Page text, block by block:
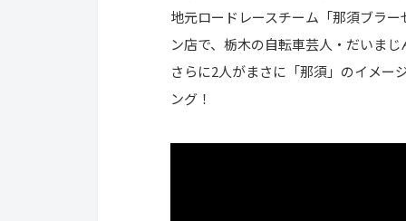
地元ロードレースチーム「那須ブラ
ン店で、栃木の自転車芸人・だいま
さらに2人がまさに「那須」のイメー
ング！